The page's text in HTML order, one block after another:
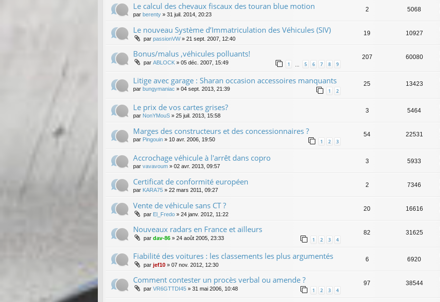
Le calcul des chevaux fiscaux des touran blue motion
par berenty » 31 juil. 2014, 20:23
2 5068
Le nouveau Système d’Immatriculation des Véhicules (SIV)
par passionVW» 21 sept. 2007, 12:40
19 10927
Bonus/malus ,véhicules polluants!
par ABLOCK » 05 déc. 2007, 15:49 1 5 6 7 8 9
207 60080
Litige avec garage : Sharan occasion accessoires manquants
par bungymaniac » 04 sept. 2013, 21:39 1 2
25 13423
Le prix de vos cartes grises?
par NonYMouS » 25 juil. 2013, 15:58
3 5464
Marges des constructeurs et des concessionnaires ?
par Pingouin » 10 avr. 2006, 19:50 1 2 3
54 22531
Accrochage véhicule à l'arrêt dans copro
par vavavoum » 02 avr. 2013, 09:57
3 5933
Certificat de conformité européen
par KARA75 » 22 mars 2011, 09:27
2 7346
Vente de véhicule sans CT ?
par El_Fredo » 24 janv. 2012, 11:22
20 16616
Nouveaux radars en France et ailleurs
par dav-86 » 24 août 2005, 23:33 1 2 3 4
82 31625
Fiabilité des voitures : les classements les plus argumentés
par jef10 » 07 nov. 2012, 12:30
6 6920
Comment contester un procès verbal ou amende ?
par VR6GTTDI45 » 31 mai 2006, 10:48 1 2 3 4
97 38544